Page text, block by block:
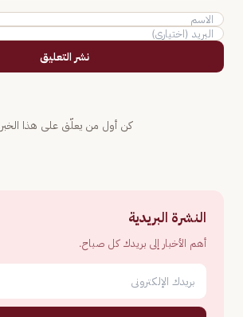
نشر التعليق
كن أول من يعلّق على هذا
النشرة البريدية
أهم الأخبار إلى بريدك كل صباح.